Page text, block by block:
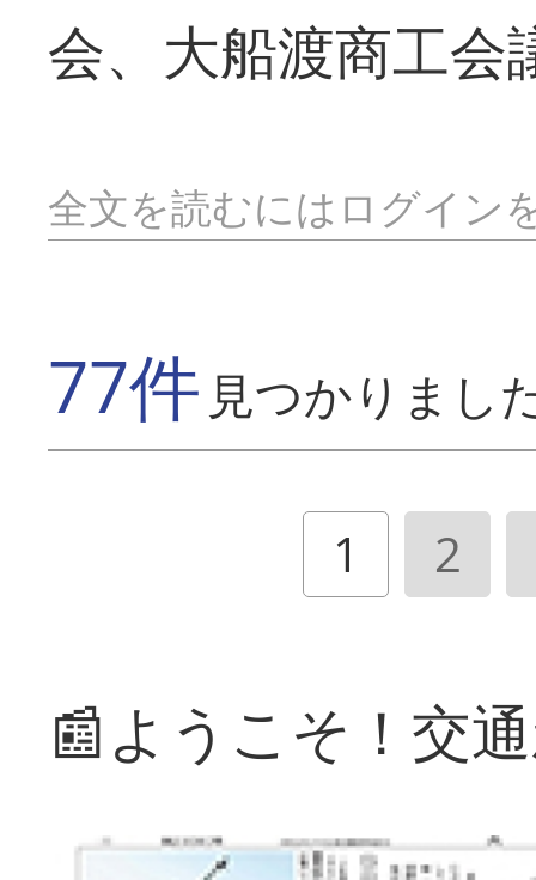
会、大船渡商工会
全文を読むにはログイン
77件 見つかりまし
1 2
📰ようこそ！交